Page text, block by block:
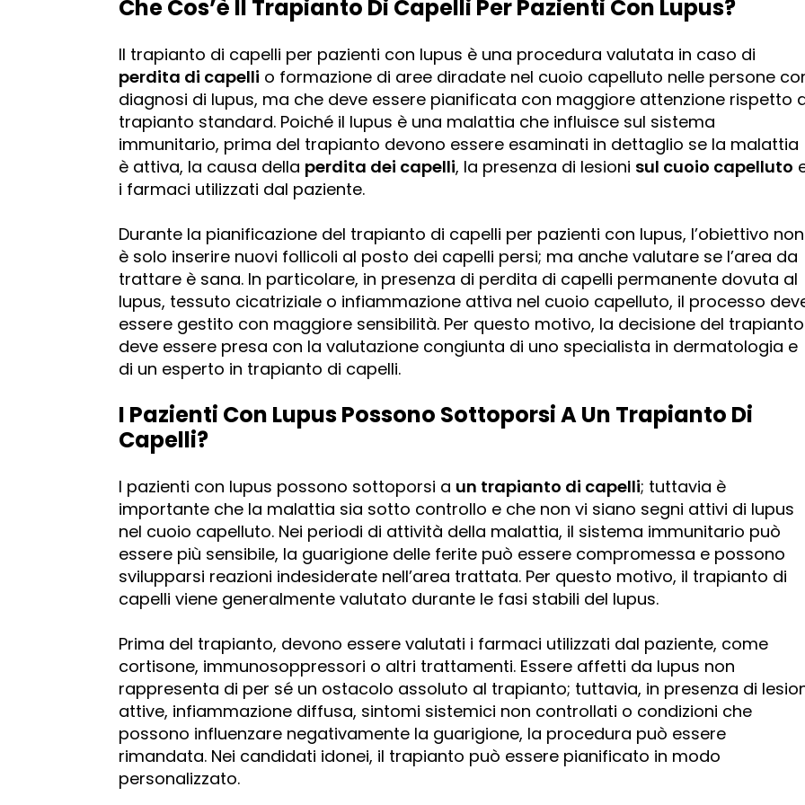
Che Cos’è Il Trapianto Di Capelli Per Pazienti Con Lupus?
Il trapianto di capelli per pazienti con lupus è una procedura valutata in caso di
perdita di capelli o formazione di aree diradate nel cuoio capelluto nelle persone
diagnosi di lupus, ma che deve essere pianificata con maggiore attenzione rispetto
trapianto standard. Poiché il lupus è una malattia che influisce sul sistema
immunitario, prima del trapianto devono essere esaminati in dettaglio se la malattia
è attiva, la causa della perdita dei capelli, la presenza di lesioni sul cuoio capelluto
i farmaci utilizzati dal paziente.
Durante la pianificazione del trapianto di capelli per pazienti con lupus, l’obiettivo non
è solo inserire nuovi follicoli al posto dei capelli persi; ma anche valutare se l’area da
trattare è sana. In particolare, in presenza di perdita di capelli permanente dovuta al
lupus, tessuto cicatriziale o infiammazione attiva nel cuoio capelluto, il processo
essere gestito con maggiore sensibilità. Per questo motivo, la decisione del trapianto
deve essere presa con la valutazione congiunta di uno specialista in dermatologia e
di un esperto in trapianto di capelli.
I Pazienti Con Lupus Possono Sottoporsi A Un Trapianto Di
Capelli?
I pazienti con lupus possono sottoporsi a un trapianto di capelli; tuttavia è
importante che la malattia sia sotto controllo e che non vi siano segni attivi di lupus
nel cuoio capelluto. Nei periodi di attività della malattia, il sistema immunitario può
essere più sensibile, la guarigione delle ferite può essere compromessa e possono
svilupparsi reazioni indesiderate nell’area trattata. Per questo motivo, il trapianto di
capelli viene generalmente valutato durante le fasi stabili del lupus.
Prima del trapianto, devono essere valutati i farmaci utilizzati dal paziente, come
cortisone, immunosoppressori o altri trattamenti. Essere affetti da lupus non
rappresenta di per sé un ostacolo assoluto al trapianto; tuttavia, in presenza di
attive, infiammazione diffusa, sintomi sistemici non controllati o condizioni che
possono influenzare negativamente la guarigione, la procedura può essere
rimandata. Nei candidati idonei, il trapianto può essere pianificato in modo
personalizzato.